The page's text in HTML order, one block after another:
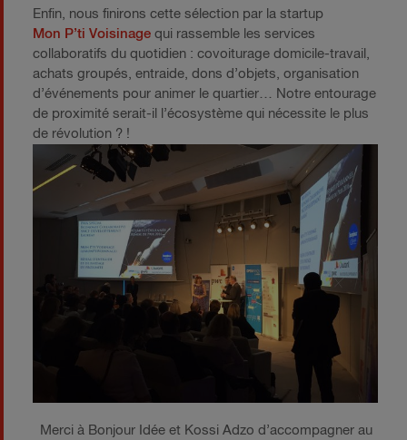
Enfin, nous finirons cette sélection par la startup
Mon P’ti Voisinage qui rassemble les services
collaboratifs du quotidien : covoiturage domicile-travail,
achats groupés, entraide, dons d’objets, organisation
d’événements pour animer le quartier… Notre entourage
de proximité serait-il l’écosystème qui nécessite le plus
de révolution ? !
Merci à Bonjour Idée et Kossi Adzo d’accompagner au